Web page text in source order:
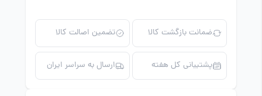
ضمانت بازگشت کالا تضمین اصالت کالا
پشتیبانی کل هفته ارسال به سراسر ایران